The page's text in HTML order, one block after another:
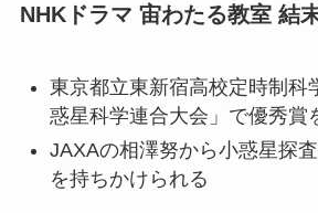
NHKドラマ 宙わたる教室 結
東京都立東新宿高校定時制科
惑星科学連合大会」で優秀賞
JAXAの相澤努から小惑星探
を持ちかけられる